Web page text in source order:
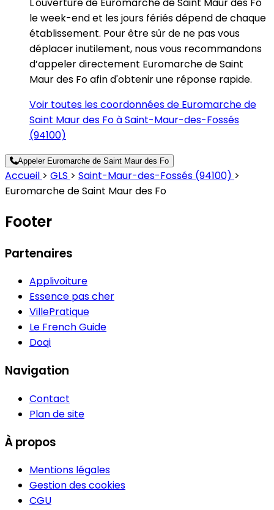
le week-end et les jours fériés dépend de chaque
établissement. Pour être sûr de ne pas vous
déplacer inutilement, nous vous recommandons
d’appeler directement Euromarche de Saint
Maur des Fo afin d'obtenir une réponse rapide.
Voir toutes les coordonnées de Euromarche de
Saint Maur des Fo à Saint-Maur-des-Fossés
(94100)
Appeler Euromarche de Saint Maur des Fo
Accueil > GLS > Saint-Maur-des-Fossés (94100) >
Euromarche de Saint Maur des Fo
Footer
Partenaires
Applivoiture
Essence pas cher
VillePratique
Le French Guide
Doqi
Navigation
Contact
Plan de site
À propos
Mentions légales
Gestion des cookies
CGU